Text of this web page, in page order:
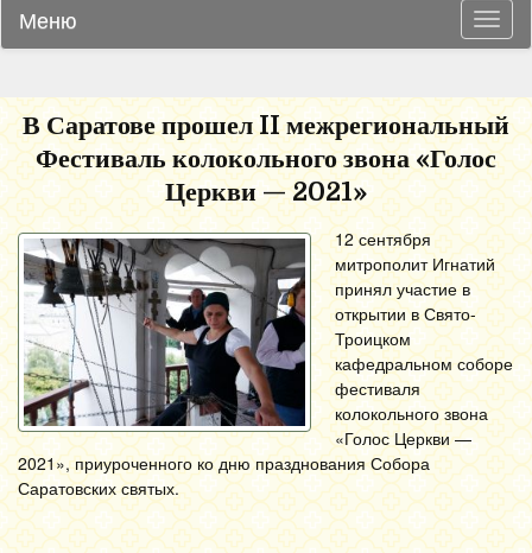
Меню
В Саратове прошел II межрегиональный
Фестиваль колокольного звона «Голос
Церкви — 2021»
12 сентября
митрополит Игнатий
принял участие в
открытии в Свято-
Троицком
кафедральном соборе
фестиваля
колокольного звона
«Голос Церкви —
2021», приуроченного ко дню празднования Собора
Саратовских святых.